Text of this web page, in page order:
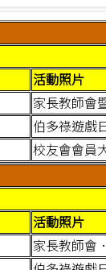
活動照片
家長教師會
伯多祿遊戲
校友會會員
活動照片
家長教師會